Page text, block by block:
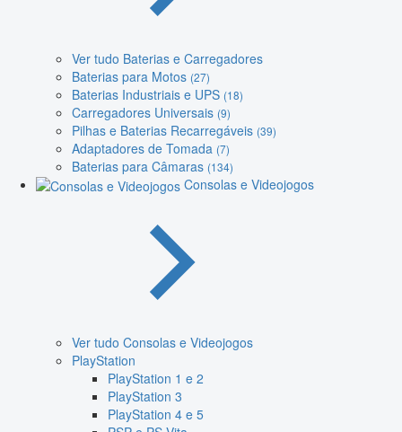
Ver tudo Baterias e Carregadores
Baterias para Motos (27)
Baterias Industriais e UPS (18)
Carregadores Universais (9)
Pilhas e Baterias Recarregáveis (39)
Adaptadores de Tomada (7)
Baterias para Câmaras (134)
Consolas e Videojogos
Ver tudo Consolas e Videojogos
PlayStation
PlayStation 1 e 2
PlayStation 3
PlayStation 4 e 5